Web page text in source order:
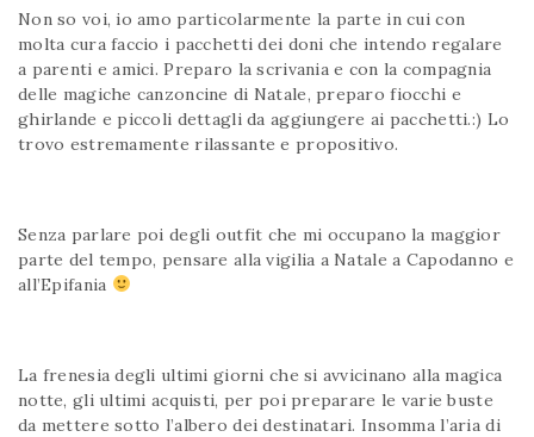
Non so voi, io amo particolarmente la parte in cui con
molta cura faccio i pacchetti dei doni che intendo regalare
a parenti e amici. Preparo la scrivania e con la compagnia
delle magiche canzoncine di Natale, preparo fiocchi e
ghirlande e piccoli dettagli da aggiungere ai pacchetti.:) Lo
trovo estremamente rilassante e propositivo.
Senza parlare poi degli outfit che mi occupano la maggior
parte del tempo, pensare alla vigilia a Natale a Capodanno e
all’Epifania
La frenesia degli ultimi giorni che si avvicinano alla magica
notte, gli ultimi acquisti, per poi preparare le varie buste
da mettere sotto l’albero dei destinatari. Insomma l’aria di